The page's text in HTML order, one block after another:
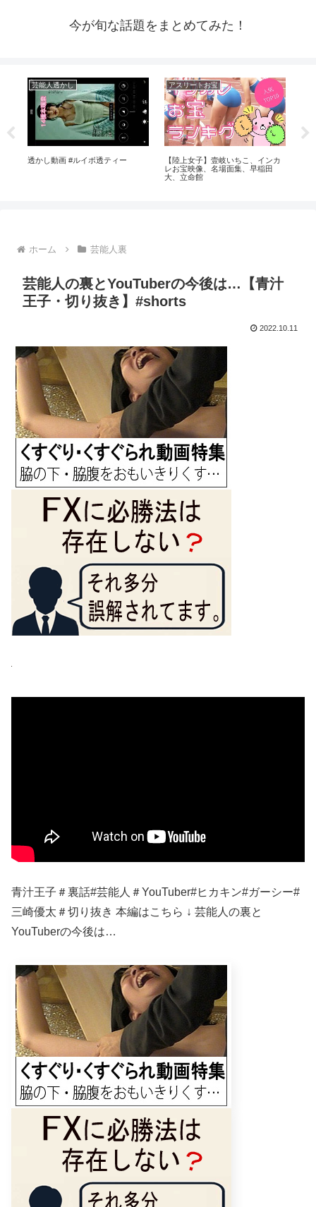
今が旬な話題をまとめてみた！
芸能人透かし
透かし動画 #ルイボ透ティー
アスリートお宝
【陸上女子】壹岐いちこ、インカ
レお宝映像、名場面集、早稲田
大、立命館
ホーム 芸能人裏
芸能人の裏とYouTuberの今後は…【青汁
王子・切り抜き】#shorts
2022.10.11
青汁王子＃裏話#芸能人＃YouTuber#ヒカキン#ガーシー#
三崎優太＃切り抜き 本編はこちら ↓ 芸能人の裏と
YouTuberの今後は…